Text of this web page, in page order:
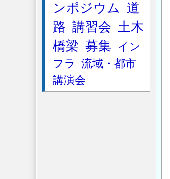
ンポジウム 道
路 講習会 土木
橋梁 募集
イン
フラ
流域・都市
講演会